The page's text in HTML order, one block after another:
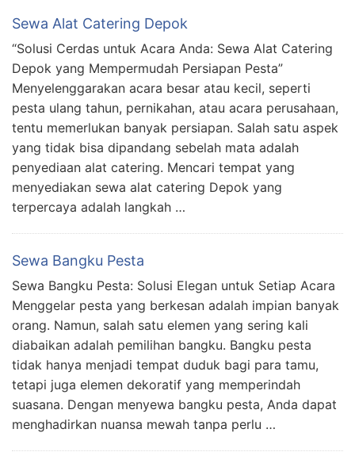
Sewa Alat Catering Depok
“Solusi Cerdas untuk Acara Anda: Sewa Alat Catering
Depok yang Mempermudah Persiapan Pesta”
Menyelenggarakan acara besar atau kecil, seperti
pesta ulang tahun, pernikahan, atau acara perusahaan,
tentu memerlukan banyak persiapan. Salah satu aspek
yang tidak bisa dipandang sebelah mata adalah
penyediaan alat catering. Mencari tempat yang
menyediakan sewa alat catering Depok yang
terpercaya adalah langkah …
Sewa Bangku Pesta
Sewa Bangku Pesta: Solusi Elegan untuk Setiap Acara
Menggelar pesta yang berkesan adalah impian banyak
orang. Namun, salah satu elemen yang sering kali
diabaikan adalah pemilihan bangku. Bangku pesta
tidak hanya menjadi tempat duduk bagi para tamu,
tetapi juga elemen dekoratif yang memperindah
suasana. Dengan menyewa bangku pesta, Anda dapat
menghadirkan nuansa mewah tanpa perlu …